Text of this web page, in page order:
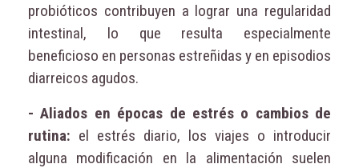
probióticos contribuyen a lograr una regularidad
intestinal, lo que resulta especialmente
beneficioso en personas estreñidas y en episodios
diarreicos agudos.
- Aliados en épocas de estrés o cambios de
rutina: el estrés diario, los viajes o introducir
alguna modificación en la alimentación suelen